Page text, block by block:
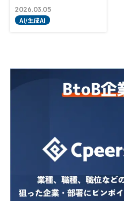
2026.03.05
AI/生成AI